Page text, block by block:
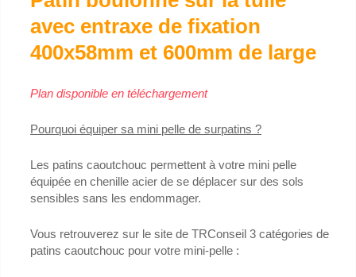
avec entraxe de fixation
400x58mm et 600mm de large
Plan disponible en téléchargement
Pourquoi équiper sa mini pelle de surpatins ?
Les patins caoutchouc permettent à votre mini pelle
équipée en chenille acier de se déplacer sur des sols
sensibles sans les endommager.
Vous retrouverez sur le site de TRConseil 3 catégories de
patins caoutchouc pour votre mini-pelle :